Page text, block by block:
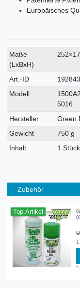
Europäisches
Technisches
Merkmal
Wert
Maße
(LxBxH)
Art.-ID
Modell
5016
Hersteller
Green
Gewicht
750 g
Inhalt
1 Stück
Zubehör
Top-Artikel
1
*